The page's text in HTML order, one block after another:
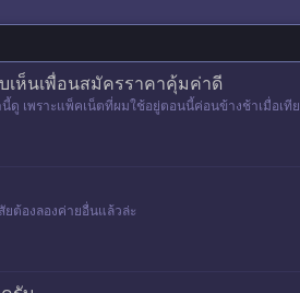
เห็นเพื่อนสมัครราคาคุ้มค่าดี
ดู เพราะแพ็คเน็ตที่ผมใช้อยู่ตอนนี้ค่อนข้างช้าเมื่อเทีย
ยต้องลองค่ายอื่นแล้วล่ะ